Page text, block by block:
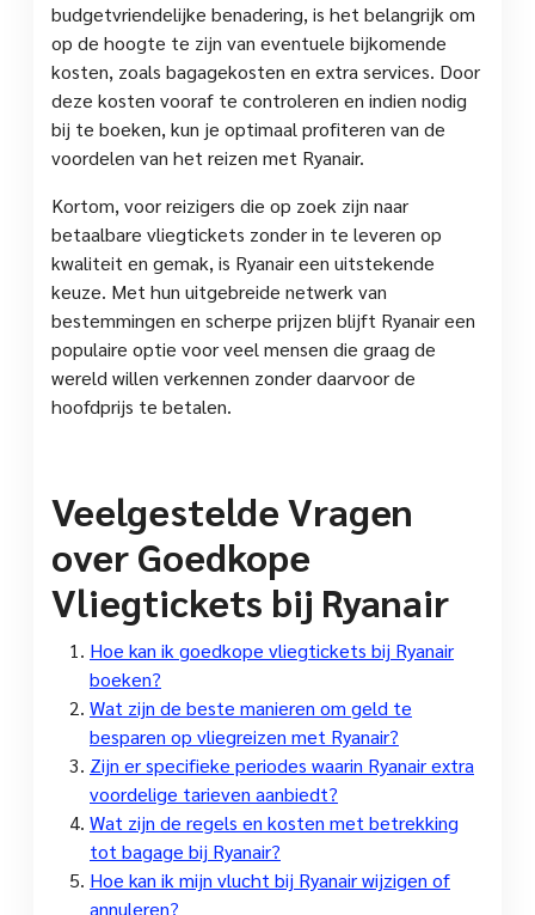
budgetvriendelijke benadering, is het belangrijk om
op de hoogte te zijn van eventuele bijkomende
kosten, zoals bagagekosten en extra services. Door
deze kosten vooraf te controleren en indien nodig
bij te boeken, kun je optimaal profiteren van de
voordelen van het reizen met Ryanair.
Kortom, voor reizigers die op zoek zijn naar
betaalbare vliegtickets zonder in te leveren op
kwaliteit en gemak, is Ryanair een uitstekende
keuze. Met hun uitgebreide netwerk van
bestemmingen en scherpe prijzen blijft Ryanair een
populaire optie voor veel mensen die graag de
wereld willen verkennen zonder daarvoor de
hoofdprijs te betalen.
Veelgestelde Vragen
over Goedkope
Vliegtickets bij Ryanair
Hoe kan ik goedkope vliegtickets bij Ryanair
boeken?
Wat zijn de beste manieren om geld te
besparen op vliegreizen met Ryanair?
Zijn er specifieke periodes waarin Ryanair extra
voordelige tarieven aanbiedt?
Wat zijn de regels en kosten met betrekking
tot bagage bij Ryanair?
Hoe kan ik mijn vlucht bij Ryanair wijzigen of
annuleren?